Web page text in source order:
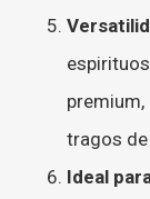
tragos
Ideal